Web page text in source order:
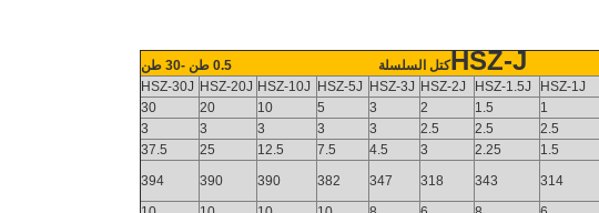
HSZ-Jكتل السلسلة
0.5 طن -30 طن
HSZ-1J
HSZ-1.5J
HSZ-2J
HSZ-3J
HSZ-5J
HSZ-10J
HSZ-20J
HSZ-30J
1
1.5
2
3
5
10
20
30
2.5
2.5
2.5
3
3
3
3
3
1.5
2.25
3
4.5
7.5
12.5
25
37.5
314
343
318
347
382
390
390
394